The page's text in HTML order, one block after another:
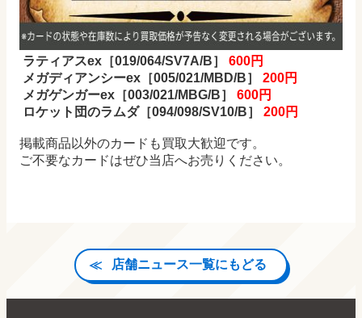
ラティアスex ［019/064/SV7A/B］
600円
メガディアンシーex ［005/021/MBD/B］
200円
メガゲンガーex ［003/021/MBG/B］
600円
ロケット団のラムダ［094/098/SV10/B］ 200円
掲載商品以外のカードも買取大歓迎です。
ご不要なカードはぜひ当店へお売りください。
店舗ニュース一覧にもどる